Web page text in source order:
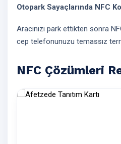
Otopark Sayaçlarında NFC
Aracınızı park ettikten sonra
cep telefonunuzu temassız
NFC Çözümleri